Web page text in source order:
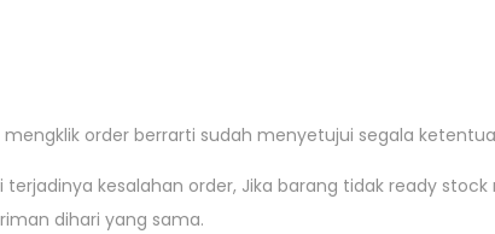
order berrarti sudah menyetujui segala
kesalahan order, Jika barang tidak ready stock
dihari yang sama.